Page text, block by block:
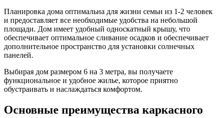
Планировка дома оптимальна для жизни семьи из 1-2 человек
и предоставляет все необходимые удобства на небольшой
площади. Дом имеет удобный односкатный крышу, что
обеспечивает оптимальное сливание осадков и обеспечивает
дополнительное пространство для установки солнечных
панелей.
Выбирая дом размером 6 на 3 метра, вы получаете
функциональное и удобное жилье, которое приятно
обустраивать и наслаждаться комфортом.
Основные преимущества каркасного